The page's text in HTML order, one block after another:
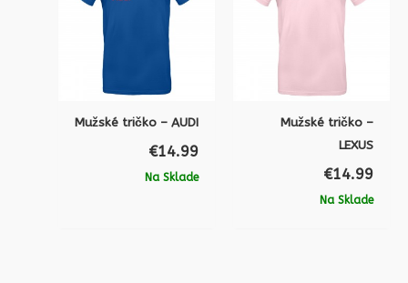
Mužské tričko – AUDI
€14.99
Na Sklade
Mužské tričko –
LEXUS
€14.99
Na Sklade